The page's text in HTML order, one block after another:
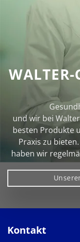
WALTER-
und wir bei
besten Produkte
Praxis zu
haben wir
Kontakt